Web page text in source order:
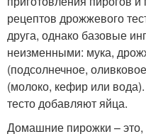
рецептов дрожжевого
друга, однако базовые
неизменными: мука,
(подсолнечное,
(молоко, кефир или
тесто добавляют яйца.
Домашние пирожки –